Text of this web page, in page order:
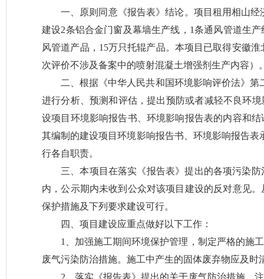
一、
原则同意《报告表》结论。 项目 租用相山经
建设2条铝合金门窗及幕墙生产线， 1条通风管道生产
风管道产品， 15万只托辊产品。 本项目已取得安徽淮
次评价不涉及备案中的喷射混凝土增强剂生产内容）
二、根据《中华人民共和国环境影响评价法》第
进行分析、预测和评估，提出预防或者减轻不良环
设项目环境影响报告书、环境影响报告表的内容和结
其编制的建设项目环境影响报告书、环境影响报告表
行各自职责。
三 、本项目在落实《报告表》提出的各项污染
内，公示期内未收到公众对该项目建设的反对意见
保护措施及下列要求建设可行。
四
、项目建设应重点做好以下工作：
1
、加强施工期间环境保护管理，制定严格的施
废气污染防治措施。施工中产生的固体废弃物应及时
2 、落实《报告表》提出的关于废气防治措施。